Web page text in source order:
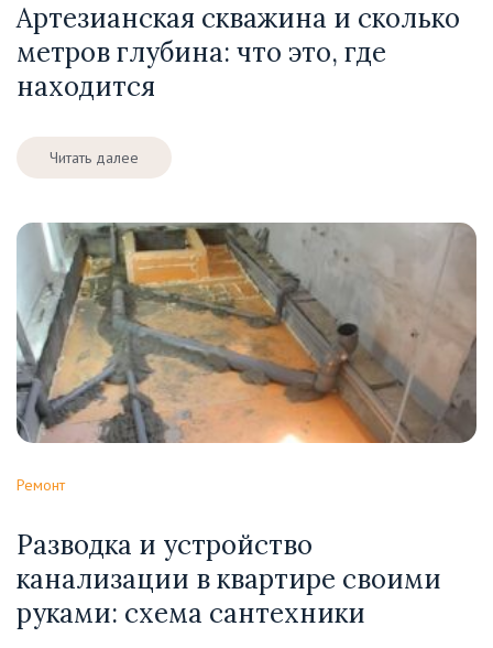
Артезианская скважина и сколько
метров глубина: что это, где
находится
Читать далее
Ремонт
Разводка и устройство
канализации в квартире своими
руками: схема сантехники